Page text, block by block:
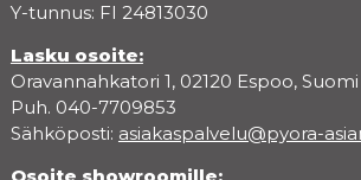
Y-tunnus: FI 24813030
Lasku osoite:
Oravannahkatori 1, 02120 Espoo, Suomi
Puh. 040-7709853
Sähköposti: asiakaspalvelu@pyora-